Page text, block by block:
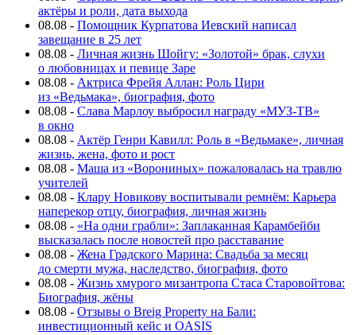
актёры и роли, дата выхода
08.08 - Помощник Курпатова Иевский написал
завещание в 25 лет
08.08 - Личная жизнь Шойгу: «Золотой» брак, слухи
о любовницах и певице Заре
08.08 - Актриса Фрейя Аллан: Роль Цири
из «Ведьмака», биография, фото
08.08 - Слава Марлоу выбросил награду «МУЗ-ТВ»
в окно
08.08 - Актёр Генри Кавилл: Роль в «Ведьмаке», личная
жизнь, жена, фото и рост
08.08 - Маша из «Ворониных» пожаловалась на травлю
учителей
08.08 - Клару Новикову воспитывали ремнём: Карьера
наперекор отцу, биография, личная жизнь
08.08 - «На одни грабли»: Заплаканная Карамбейби
высказалась после новостей про расставание
08.08 - Жена Градского Марина: Свадьба за месяц
до смерти мужа, наследство, биография, фото
08.08 - Жизнь хмурого мизантропа Стаса Старовойтова:
Биография, жёны
08.08 - Отзывы о Breig Property на Бали:
инвестиционный кейс и OASIS